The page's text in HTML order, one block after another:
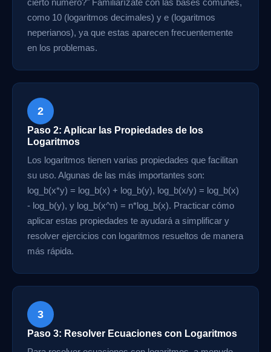
cierto número?" Familiarízate con las bases comunes,
como 10 (logaritmos decimales) y e (logaritmos
neperianos), ya que estas aparecen frecuentemente
en los problemas.
2
Paso 2: Aplicar las Propiedades de los
Logaritmos
Los logaritmos tienen varias propiedades que facilitan
su uso. Algunas de las más importantes son:
log_b(x*y) = log_b(x) + log_b(y), log_b(x/y) = log_b(x)
- log_b(y), y log_b(x^n) = n*log_b(x). Practicar cómo
aplicar estas propiedades te ayudará a simplificar y
resolver ejercicios con logaritmos resueltos de manera
más rápida.
3
Paso 3: Resolver Ecuaciones con Logaritmos